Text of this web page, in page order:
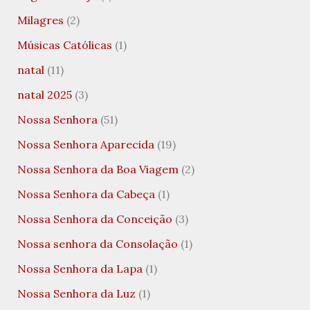
Milagres (2)
Músicas Católicas (1)
natal (11)
natal 2025(3)
Nossa Senhora (51)
Nossa Senhora Aparecida (19)
Nossa Senhora da Boa Viagem (2)
Nossa Senhora da Cabeça (1)
Nossa Senhora da Conceição (3)
Nossa senhora da Consolação (1)
Nossa Senhora da Lapa (1)
Nossa Senhora da Luz (1)